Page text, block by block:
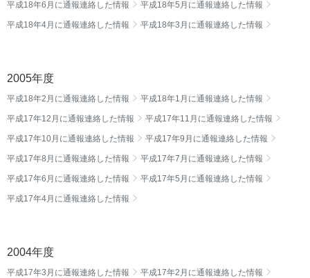
平成18年6月に通報連絡した情報 平成18年5月に通報連絡した情報
平成18年4月に通報連絡した情報 平成18年3月に通報連絡した情報
2005年度
平成18年2月に通報連絡した情報 平成18年1月に通報連絡した情報
平成17年12月に通報連絡した情報 平成17年11月に通報連絡した情報
平成17年10月に通報連絡した情報 平成17年9月に通報連絡した情報
平成17年8月に通報連絡した情報 平成17年7月に通報連絡した情報
平成17年6月に通報連絡した情報 平成17年5月に通報連絡した情報
平成17年4月に通報連絡した情報
2004年度
平成17年3月に通報連絡した情報 平成17年2月に通報連絡した情報